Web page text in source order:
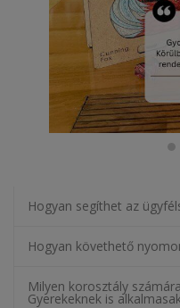
Hogyan segíthet az
Hogyan követhető
Milyen korosztály
Gyerekeknek is